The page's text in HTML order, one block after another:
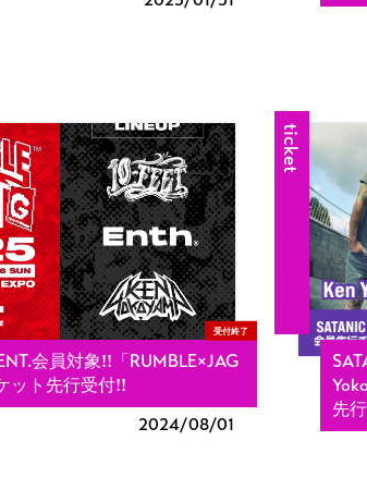
受付終了
会員対象!!「RUMBLE×JAG
ット先行受付!!
2024/08/01
先
ticket